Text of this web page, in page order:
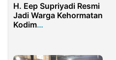
H. Eep Supriyadi Resmi
Jadi Warga Kehormatan
Kodim